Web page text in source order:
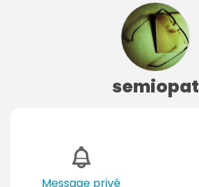
semiopat
Message privé